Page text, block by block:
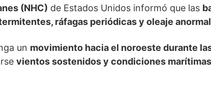
(NHC) de Estados Unidos informó que las
ráfagas periódicas y oleaje anormal
un movimiento hacia el noroeste durante
vientos sostenidos y condiciones